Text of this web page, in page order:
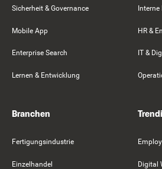
Sicherheit & Governance
Mobile App
Enterprise Search
Lernen & Entwicklung
HR &
IT &
Branchen
Fertigungsindustrie
Einzelhandel Digital